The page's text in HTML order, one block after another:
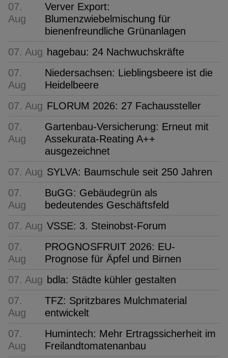
07.
Aug
Verver Export:
Blumenzwiebelmischung für
bienenfreundliche Grünanlagen
07. Aug hagebau: 24 Nachwuchskräfte
07.
Aug
Niedersachsen: Lieblingsbeere ist die
Heidelbeere
07. Aug FLORUM 2026: 27 Fachaussteller
07.
Aug
Gartenbau-Versicherung: Erneut mit
Assekurata-Reating A++
ausgezeichnet
07. Aug SYLVA: Baumschule seit 250 Jahren
07.
Aug
BuGG: Gebäudegrün als
bedeutendes Geschäftsfeld
07. Aug VSSE: 3. Steinobst-Forum
07.
Aug
PROGNOSFRUIT 2026: EU-
Prognose für Äpfel und Birnen
07. Aug bdla: Städte kühler gestalten
07.
Aug
TFZ: Spritzbares Mulchmaterial
entwickelt
07.
Aug
Humintech: Mehr Ertragssicherheit im
Freilandtomatenanbau